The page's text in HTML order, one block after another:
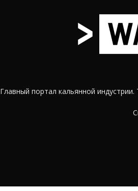
Главный портал кальянной